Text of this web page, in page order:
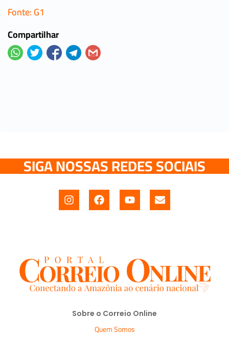
Fonte: G1
Compartilhar
SIGA NOSSAS REDES SOCIAIS
Sobre o Correio Online
Quem Somos